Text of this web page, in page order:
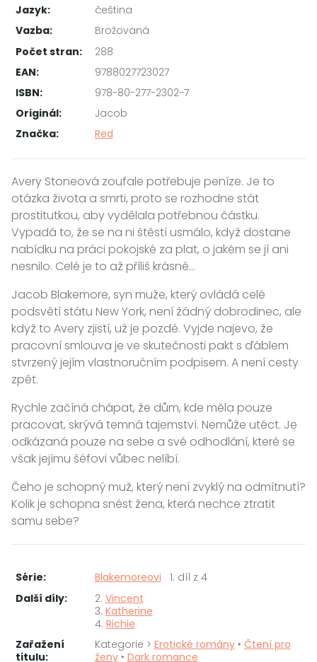
Jazyk:
čeština
Vazba:
Brožovaná
Počet stran:
288
EAN:
9788027723027
ISBN:
978-80-277-2302-7
Originál:
Jacob
Značka:
Red
Avery Stoneová zoufale potřebuje peníze. Je to
otázka života a smrti, proto se rozhodne stát
prostitutkou, aby vydělala potřebnou částku.
Vypadá to, že se na ni štěstí usmálo, když dostane
nabídku na práci pokojské za plat, o jakém se jí ani
nesnilo. Celé je to až příliš krásné…
Jacob Blakemore, syn muže, který ovládá celé
podsvětí státu New York, není žádný dobrodinec, ale
když to Avery zjistí, už je pozdě. Vyjde najevo, že
pracovní smlouva je ve skutečnosti pakt s ďáblem
stvrzený jejím vlastnoručním podpisem. A není cesty
zpět.
Rychle začíná chápat, že dům, kde měla pouze
pracovat, skrývá temná tajemství. Nemůže utéct. Je
odkázaná pouze na sebe a své odhodlání, které se
však jejímu šéfovi vůbec nelíbí.
Čeho je schopný muž, který není zvyklý na odmítnutí?
Kolik je schopna snést žena, která nechce ztratit
samu sebe?
Série: Blakemoreovi
1. díl z 4
Další díly:
2. Vincent
3. Katherine
4. Richie
Zařažení
titulu:
Kategorie > Erotické romány‣ Čtení pro
ženy‣ Dark romance